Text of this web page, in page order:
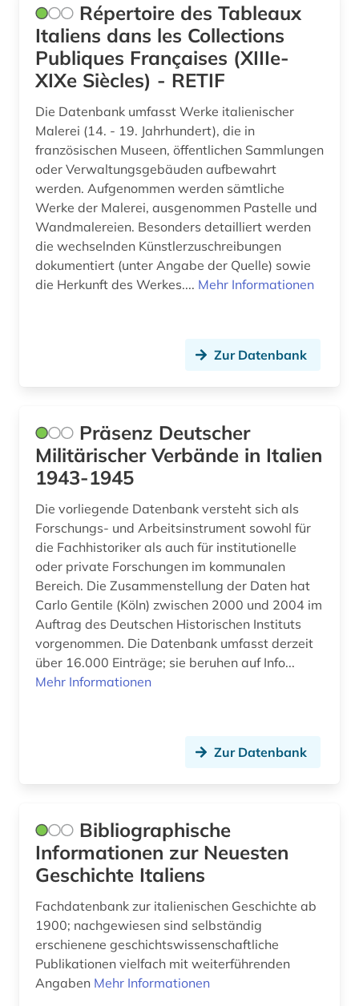
reformation (1)
reisebericht (1)
renaissance (3)
rezension (1)
rom (2)
römerzeit (1)
satirezeitschrift (1)
schriftstellerin (1)
sozialwissenschaften (1)
sprachatlas (1)
sprachpraxis (2)
statistik (1)
tafelmalerei (1)
unternehmen (1)
usa (1)
verbundkatalog (2)
verlag (1)
wörterbuch (1)
zahlungsbilanzstatistik (1)
zeichnung (1)
zeitschrift (1)
zeitung (9)
Répertoire des Tableaux
Italiens dans les Collections
Publiques Françaises (XIIIe-
XIXe Siècles) - RETIF
Die Datenbank umfasst Werke italienischer
Malerei (14. - 19. Jahrhundert), die in
französischen Museen, öffentlichen Sammlungen
oder Verwaltungsgebäuden aufbewahrt
werden. Aufgenommen werden sämtliche
Werke der Malerei, ausgenommen Pastelle und
Wandmalereien. Besonders detailliert werden
die wechselnden Künstlerzuschreibungen
dokumentiert (unter Angabe der Quelle) sowie
die Herkunft des Werkes.... Mehr Informationen
Zur Datenbank
Präsenz Deutscher
Militärischer Verbände in Italien
1943-1945
Die vorliegende Datenbank versteht sich als
Forschungs- und Arbeitsinstrument sowohl für
die Fachhistoriker als auch für institutionelle
oder private Forschungen im kommunalen
Bereich. Die Zusammenstellung der Daten hat
Carlo Gentile (Köln) zwischen 2000 und 2004 im
Auftrag des Deutschen Historischen Instituts
vorgenommen. Die Datenbank umfasst derzeit
über 16.000 Einträge; sie beruhen auf Info...
Mehr Informationen
Zur Datenbank
Bibliographische
Informationen zur Neuesten
Geschichte Italiens
Fachdatenbank zur italienischen Geschichte ab
1900; nachgewiesen sind selbständig
erschienene geschichtswissenschaftliche
Publikationen vielfach mit weiterführenden
Angaben Mehr Informationen